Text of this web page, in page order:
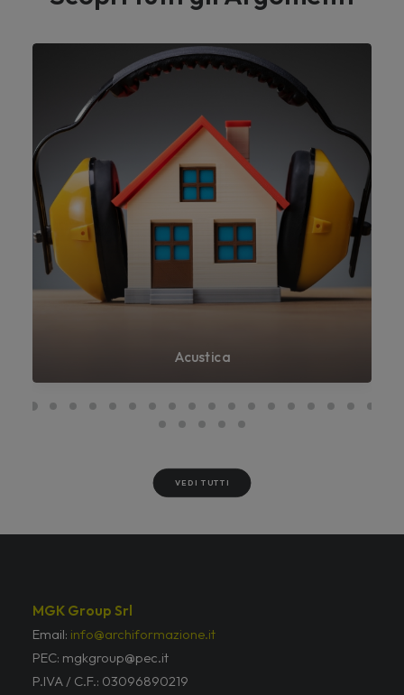
Acustica
VEDI TUTTI
MGK Group Srl
Email: info@archiformazione.it
PEC: mgkgroup@pec.it
P.IVA / C.F.: 03096890219